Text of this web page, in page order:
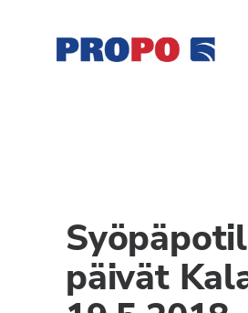
ensisijaiseen
valikkoon
pääsisältöön
ensisijaiseen
sivupalkkiin
alatunnisteeseen
Ry
on
perustettu
vuonna
päivät